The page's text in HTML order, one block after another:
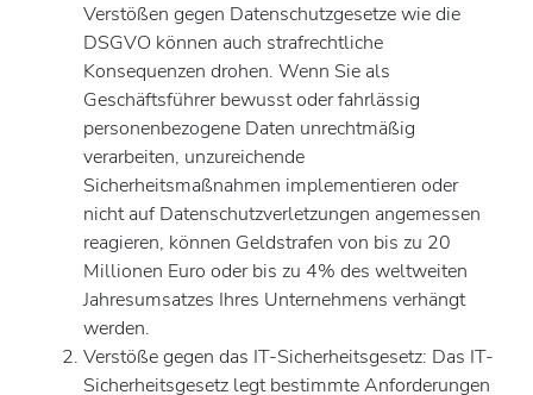
Verstößen gegen Datenschutzgesetze wie die
DSGVO können auch strafrechtliche
Konsequenzen drohen. Wenn Sie als
Geschäftsführer bewusst oder fahrlässig
personenbezogene Daten unrechtmäßig
verarbeiten, unzureichende
Sicherheitsmaßnahmen implementieren oder
nicht auf Datenschutzverletzungen angemessen
reagieren, können Geldstrafen von bis zu 20
Millionen Euro oder bis zu 4% des weltweiten
Jahresumsatzes Ihres Unternehmens verhängt
werden.
Verstöße gegen das IT-Sicherheitsgesetz: Das IT-
Sicherheitsgesetz legt bestimmte Anforderungen